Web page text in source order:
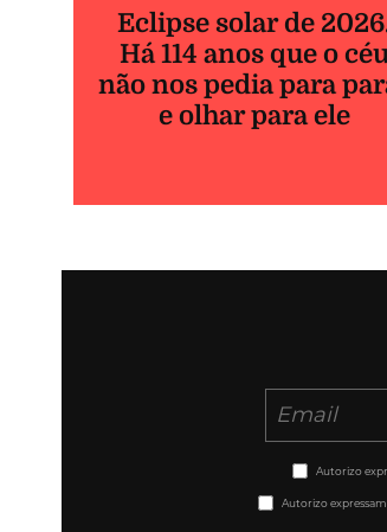
Eclipse solar de
Há 114 anos que o
não nos pedia para
e olhar para ele
Autorizo
Autorizo